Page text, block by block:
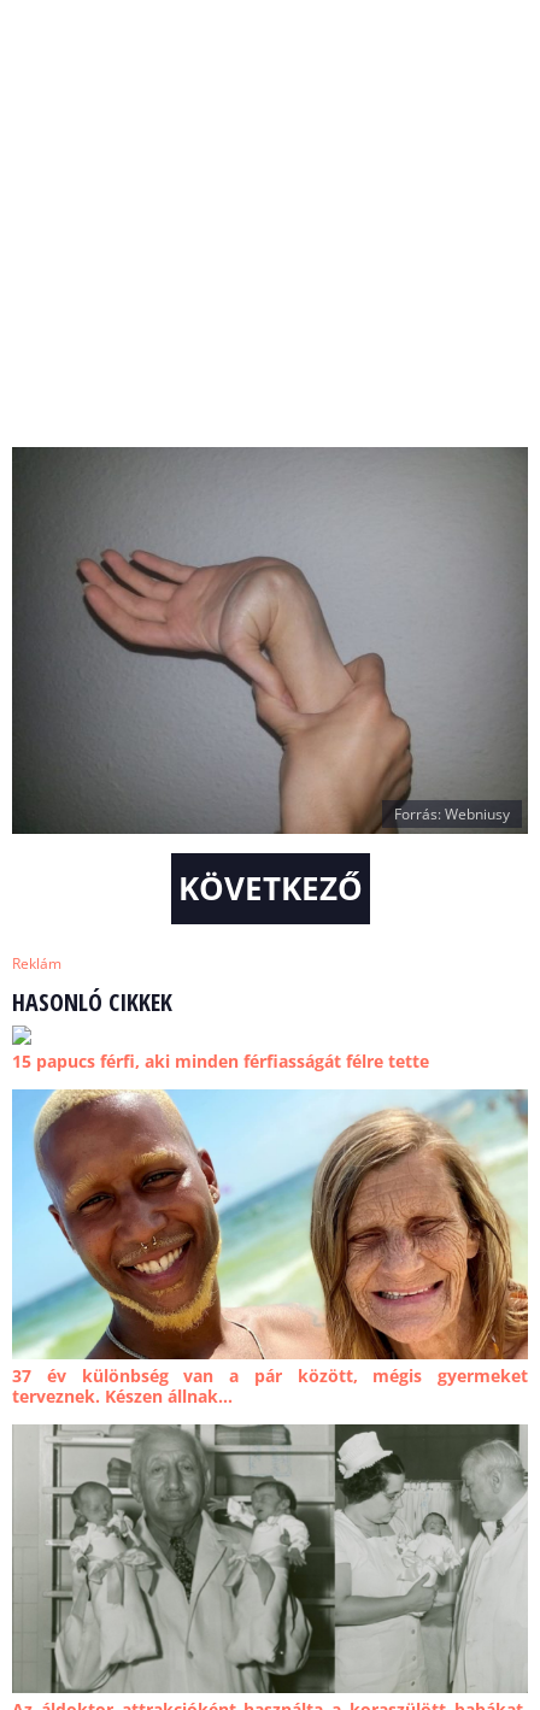
Forrás: Webniusy
KÖVETKEZŐ
Reklám
HASONLÓ CIKKEK
15 papucs férfi, aki minden férfiasságát félre tette
37 év különbség van a pár között, mégis gyermeket
terveznek. Készen állnak...